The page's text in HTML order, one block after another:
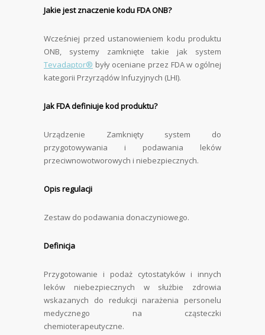
Jakie jest znaczenie kodu FDA ONB?
Wcześniej przed ustanowieniem kodu produktu
ONB, systemy zamknięte takie jak system
Tevadaptor® były oceniane przez FDA w ogólnej
kategorii Przyrządów Infuzyjnych (LHI).
Jak FDA definiuje kod produktu?
Urządzenie Zamknięty system do
przygotowywania i podawania leków
przeciwnowotworowych i niebezpiecznych.
Opis regulacji
Zestaw do podawania donaczyniowego.
Definicja
Przygotowanie i podaż cytostatyków i innych
leków niebezpiecznych w służbie zdrowia
wskazanych do redukcji narażenia personelu
medycznego na cząsteczki
chemioterapeutyczne.